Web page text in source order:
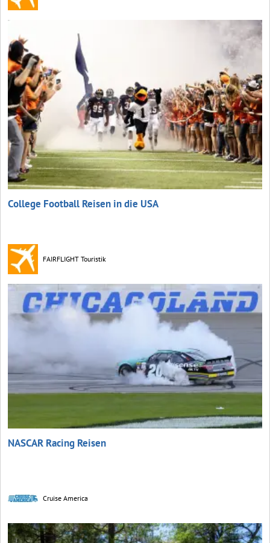
College Football Reisen in die USA
FAIRFLIGHT Touristik
NASCAR Racing Reisen
Cruise America